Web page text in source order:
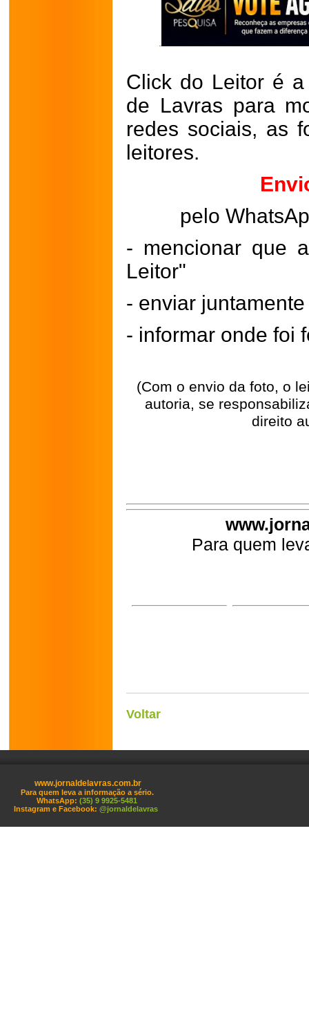
Click do Leitor é
de Lavras para
redes sociais, as
leitores.
pelo
- mencionar que
Leitor"
- enviar
- informar onde foi
(Com o envio da foto, o
autoria, se
direito
Para quem
Voltar
www.jornaldelavras.com.br
Para quem leva a informação a sério.
WhatsApp: (35) 9 9925-5481
Instagram e Facebook: @jornaldelavras